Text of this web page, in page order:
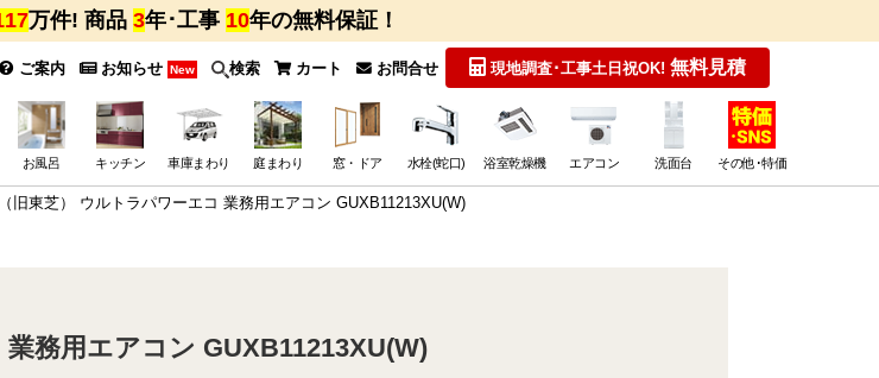
万件! 商品 3年･工事 10年の無料保証！
ご案内 お知らせ New 検索 カート お問合せ 現地調査･工事土日祝OK! 無料見積
お風呂 キッチン 車庫まわり 庭まわり 窓・ドア 水栓(蛇口) 浴室乾燥機 エアコン 洗面台 その他･特価
旧東芝） ウルトラパワーエコ 業務用エアコン GUXB11213XU(W)
務用エアコン GUXB11213XU(W)